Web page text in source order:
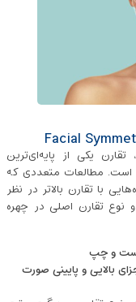
یکی از پایه‌ای‌ترین
مطالعات متعددی که
با تقارن بالاتر در نظر
تقارن اصلی در چهره
و چپ
بالایی و پایینی صورت